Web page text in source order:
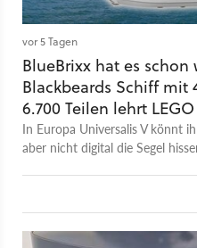
vor 5 Tagen
BlueBrixx hat es schon
Blackbeards Schiff mit
6.700 Teilen lehrt
In Europa Universalis V könnt
aber nicht digital die Segel